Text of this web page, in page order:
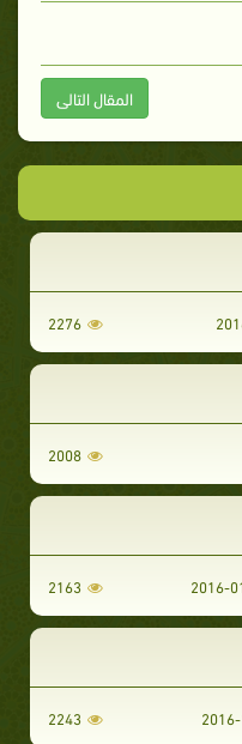
المقال التالى
2276
2008
2163
2243